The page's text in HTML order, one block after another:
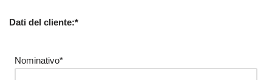
Dati del cliente:*
Nominativo*